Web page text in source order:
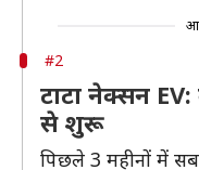
#2
टाटा नेक्सन
से शुरू
पिछले 3 महीनों में